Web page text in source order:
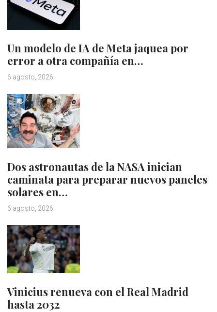
Un modelo de IA de Meta jaquea por
error a otra compañía en…
6 agosto, 2026
Dos astronautas de la NASA inician
caminata para preparar nuevos paneles
solares en…
6 agosto, 2026
Vinicius renueva con el Real Madrid
hasta 2032